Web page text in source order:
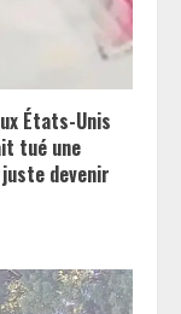
États-Unis
tué une
devenir